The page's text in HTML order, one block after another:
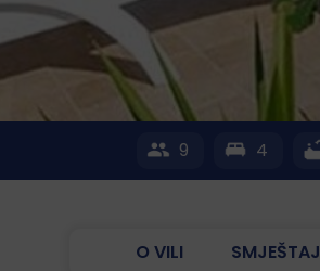
9 4
O VILI SMJEŠTAJ